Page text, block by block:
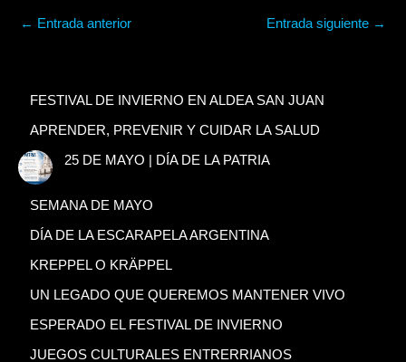
← Entrada anterior Entrada siguiente →
FESTIVAL DE INVIERNO EN ALDEA SAN JUAN
APRENDER, PREVENIR Y CUIDAR LA SALUD
25 DE MAYO | DÍA DE LA PATRIA
SEMANA DE MAYO
DÍA DE LA ESCARAPELA ARGENTINA
KREPPEL O KRÄPPEL
UN LEGADO QUE QUEREMOS MANTENER VIVO
ESPERADO EL FESTIVAL DE INVIERNO
JUEGOS CULTURALES ENTRERRIANOS